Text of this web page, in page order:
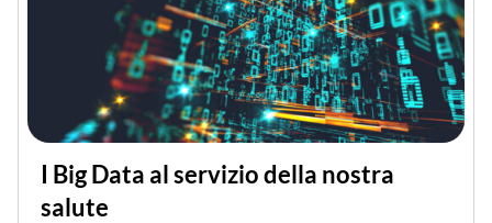
I Big Data al servizio della nostra
salute